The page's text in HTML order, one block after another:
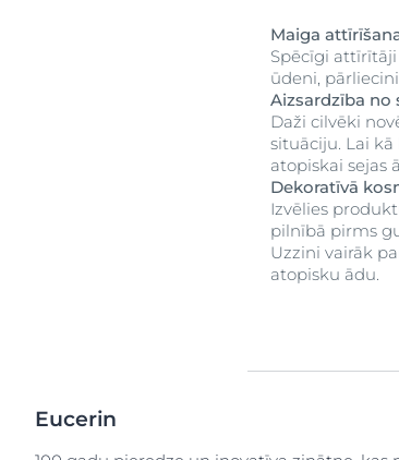
Maiga
Spēcīgi
ūdeni,
Aizsardzība no
Daži cilvēki
situāciju. Lai
atopiskai sejas
Dekoratīvā
Izvēlies
pilnībā pirms
Uzzini vairāk
atopisku ādu.
Eucerin